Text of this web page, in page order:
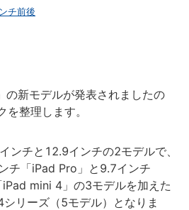
チ前後
」の新モデルが発表されましたの
整理します。
ンチと12.9インチの2モデルで、
チ「iPad Pro」と9.7インチ
iPad mini 4」の3モデルを加えた
シリーズ（5モデル）となりま